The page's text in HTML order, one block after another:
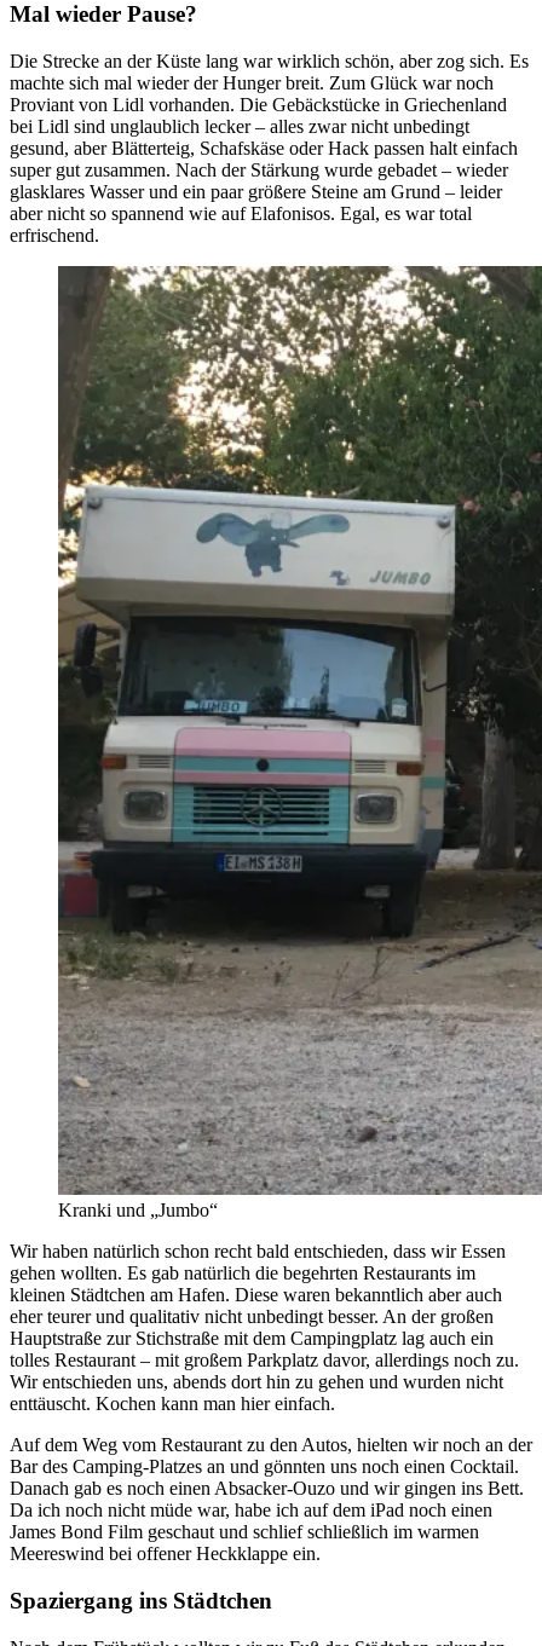
Mal wieder Pause?
Die Strecke an der Küste lang war wirklich schön, aber zog sich. Es
machte sich mal wieder der Hunger breit. Zum Glück war noch
Proviant von Lidl vorhanden. Die Gebäckstücke in Griechenland
bei Lidl sind unglaublich lecker – alles zwar nicht unbedingt
gesund, aber Blätterteig, Schafskäse oder Hack passen halt einfach
super gut zusammen. Nach der Stärkung wurde gebadet – wieder
glasklares Wasser und ein paar größere Steine am Grund – leider
aber nicht so spannend wie auf Elafonisos. Egal, es war total
erfrischend.
Kranki und „Jumbo“
Wir haben natürlich schon recht bald entschieden, dass wir Essen
gehen wollten. Es gab natürlich die begehrten Restaurants im
kleinen Städtchen am Hafen. Diese waren bekanntlich aber auch
eher teurer und qualitativ nicht unbedingt besser. An der großen
Hauptstraße zur Stichstraße mit dem Campingplatz lag auch ein
tolles Restaurant – mit großem Parkplatz davor, allerdings noch zu.
Wir entschieden uns, abends dort hin zu gehen und wurden nicht
enttäuscht. Kochen kann man hier einfach.
Auf dem Weg vom Restaurant zu den Autos, hielten wir noch an der
Bar des Camping-Platzes an und gönnten uns noch einen Cocktail.
Danach gab es noch einen Absacker-Ouzo und wir gingen ins Bett.
Da ich noch nicht müde war, habe ich auf dem iPad noch einen
James Bond Film geschaut und schlief schließlich im warmen
Meereswind bei offener Heckklappe ein.
Spaziergang ins Städtchen